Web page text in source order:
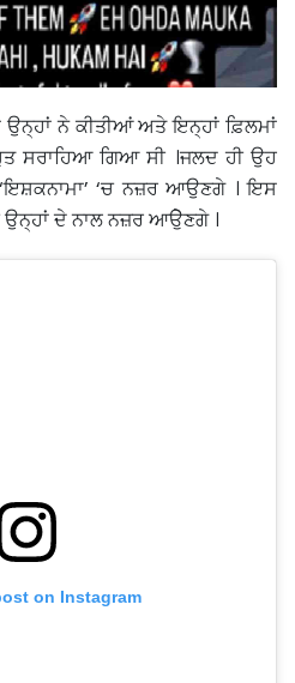
ਨੇ ਕੀਤੀਆਂ ਅਤੇ ਇਨ੍ਹਾਂ ਫ਼ਿਲਮਾਂ
ਸਰਾਹਿਆ ਗਿਆ ਸੀ ।ਜਲਦ ਹੀ ਉਹ
‘ਚ ਨਜ਼ਰ ਆਉਣਗੇ । ਇਸ
ਉਨ੍ਹਾਂ ਦੇ ਨਾਲ ਨਜ਼ਰ ਆੳੇੁਣਗੇ ।
on Instagram